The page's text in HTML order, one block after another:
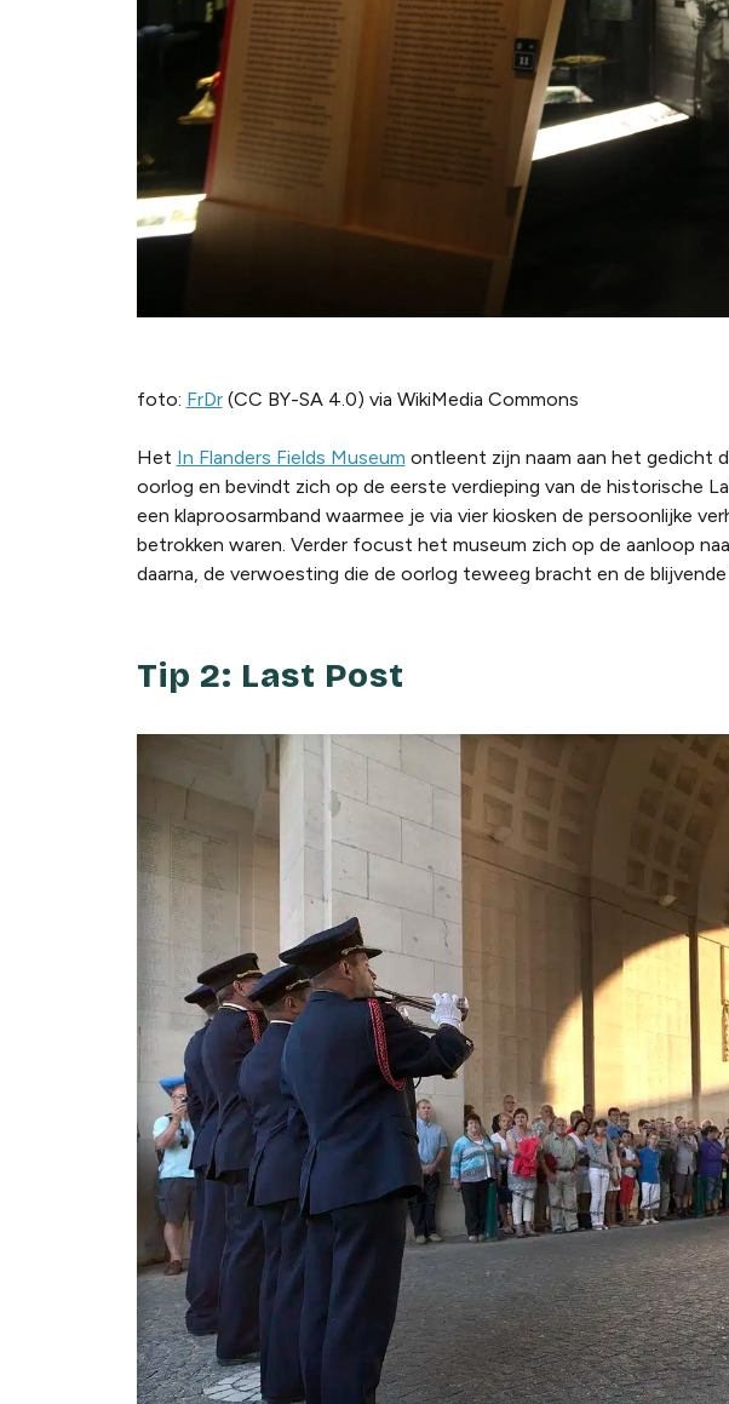
foto: FrDr(CC BY-SA 4.0) via WikiMedia Commons
Het In Flanders Fields Museum ontleent zijn naam aan het gedicht
oorlog en bevindt zich op de eerste verdieping van de historische
een klaproosarmband waarmee je via vier kiosken de persoonlijke
betrokken waren. Verder focust het museum zich op de aanloop
daarna, de verwoesting die de oorlog teweeg bracht en de blijvende
Tip 2: Last Post